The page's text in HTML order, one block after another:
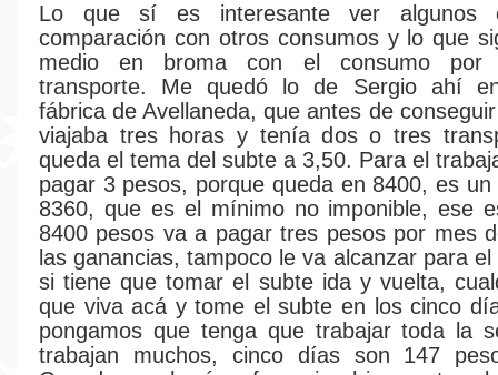
Lo que sí es interesante ver algunos
comparación con otros consumos y lo que
medio en broma con el consumo por
transporte. Me quedó lo de Sergio ahí
fábrica de Avellaneda, que antes de
viajaba tres horas y tenía dos o tres
queda el tema del subte a 3,50. Para el
pagar 3 pesos, porque queda en 8400, es
8360, que es el mínimo no imponible, ese
8400 pesos va a pagar tres pesos por mes
las ganancias, tampoco le va alcanzar para
si tiene que tomar el subte ida y vuelta,
que viva acá y tome el subte en los cinco
pongamos que tenga que trabajar toda la
trabajan muchos, cinco días son 147